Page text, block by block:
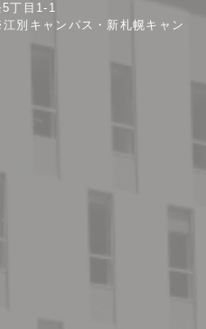
5丁目1-1
別キャンパス・新札幌キャン